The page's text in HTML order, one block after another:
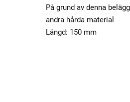
På grund av denna
andra hårda material
Längd: 150 mm